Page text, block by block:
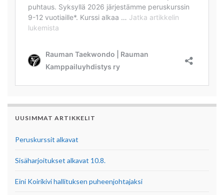
UUSIMMAT ARTIKKELIT
Peruskurssit alkavat
Sisäharjoitukset alkavat 10.8.
Eini Koirikivi hallituksen puheenjohtajaksi